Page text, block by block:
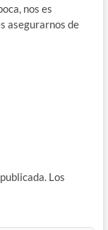
nos es
asegurarnos de
Los